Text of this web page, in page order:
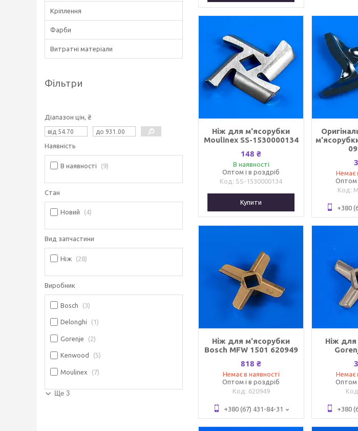
Ніж для м'ясорубки
Moulinex SS-1530000134
148 ₴
В наявності
Оптом і в роздріб
SS-1530000134
Купити
Немає
Оптом
+380
Ніж для м'ясорубки
Bosch MFW 1501 620949
818 ₴
Немає в наявності
Оптом і в роздріб
620949
+380 (67) 431-84-31
Ніж
Немає
Оптом
+380
Кріплення
Фарби
Витратні матеріали
Фільтри
Діапазон цін, ₴
Наявність
В наявності 9
Стан
Новий 4
Вид запчастини
Ніж 28
Виробник
Bosch 3
Delonghi 1
Gorenje 2
Kenwood 5
Moulinex 7
Ще 3